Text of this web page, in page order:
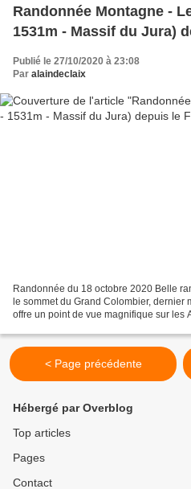
Randonnée Montagne -
1531m - Massif du Jura)
Publié le 27/10/2020 à 23:08
Par alaindeclaix
Randonnée du 18 octobre 2020 Belle
le sommet du Grand Colombier,
offre un point de vue magnifique sur les
< Page précédente
Hébergé par Overblog
Top articles
Pages
Contact